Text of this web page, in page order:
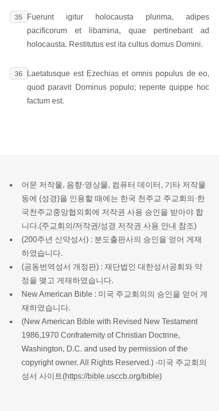
35
Fuerunt igitur holocausta plurima, adipes
pacificorum et libamina, quae pertinebant ad
holocausta. Restitutus est ita cultus domus Domini.
36
Laetatusque est Ezechias et omnis populus de eo,
quod paravit Dominus populo; repente quippe hoc
factum est.
어문 저작물, 음향·영상물, 컴퓨터 데이터, 기타 저작물
등에 (성경)을 인용할 때에는 한국 천주교 주교회의·한
국천주교중앙협의회에 저작권 사용 승인을 받아야 합
니다.(주교회의/저작권/성경 저작권 사용 안내 참조)
(200주년 신약성서) : 분도출판사의 승인을 얻어 게재
하였습니다.
(공동번역성서 개정판) : 재단법인 대한성서공회와 약
정을 맺고 게재하였습니다.
New American Bible : 미국 주교회의의 승인을 얻어 게
재하였습니다.
(New American Bible with Revised New Testament
1986,1970 Confraternity of Christian Doctrine,
Washington, D.C. and used by permission of the
copyright owner. All Rights Reserved.) -미국 주교회의
성서 사이트(https://bible.usccb.org/bible)